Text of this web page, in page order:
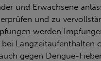
und Erwachsene
und zu
werden
bei Langzeitaufenthalten
gegen Dengue-